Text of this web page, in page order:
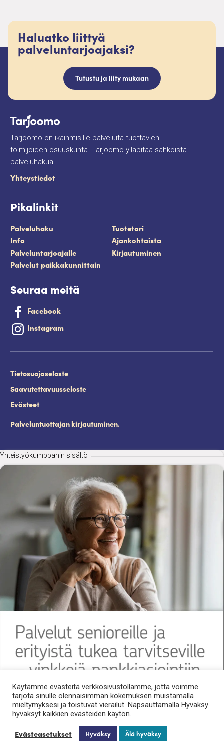
Haluatko liittyä
palveluntarjoajaksi?
Tutustu ja liity mukaan
Tarjoomo on ikäihmisille palveluita tuottavien
toimijoiden osuuskunta. Tarjoomo ylläpitää sähköistä
palveluhakua.
Yhteystiedot
Pikalinkit
Palveluhaku
Tuotetori
Info
Ajankohtaista
Palveluntarjoajalle
Kirjautuminen
Palvelut paikkakunnittain
Seuraa meitä
Facebook
Instagram
Tietosuojaseloste
Saavutettavuusseloste
Evästeet
Palveluntuottajan kirjautuminen.
Käytämme evästeitä verkkosivustollamme, jotta voimme
tarjota sinulle olennaisimman kokemuksen muistamalla
mieltymyksesi ja toistuvat vierailut. Napsauttamalla Hyväksy
hyväksyt kaikkien evästeiden käytön.
Evästeasetukset Hyväksy Älä hyväksy
Yhteistyökumppanin sisältö